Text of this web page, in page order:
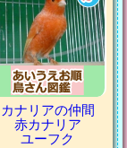
カナリアの仲間
赤カナリア
ユーフク